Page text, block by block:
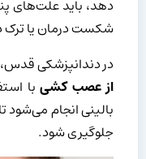
دهد، باید علت‌های
شکست درمان یا ترک
در دندانپزشکی
از عصب کشیبا
بالینی انجام
جلوگیری شود.